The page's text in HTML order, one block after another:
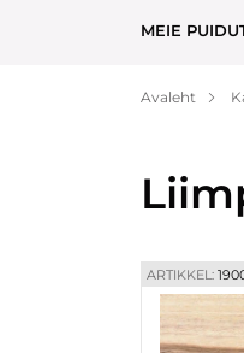
MEIE
Avaleht
ARTIKKEL: